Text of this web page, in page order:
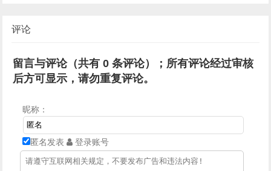
评论
留言与评论（共有0 条评论）；所有评论经过审核
后方可显示，请勿重复评论。
昵称：
匿名发表 登录账号